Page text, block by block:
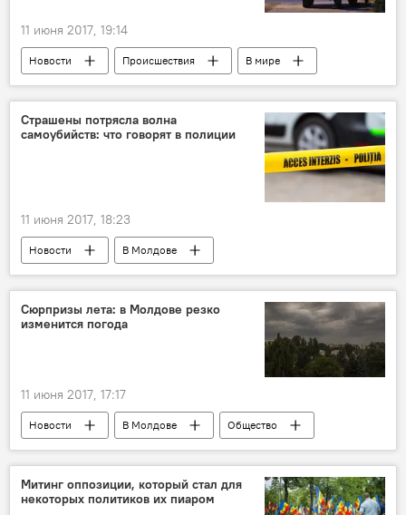
11 июня 2017, 19:14
Новости Происшествия
В мире
Россия
Кратово стрелок
Страшены потрясла волна
самоубийств: что говорят в полиции
11 июня 2017, 18:23
Новости
В Молдове
Происшествия
Республика Молдова
Страшены
полиция самоубийства
Сюрпризы лета: в Молдове резко
изменится погода
11 июня 2017, 17:17
Новости В Молдове
Общество
Республика Молдова
прогноз
жара
тучи
Погода
Митинг оппозиции, который стал для
некоторых политиков их пиаром